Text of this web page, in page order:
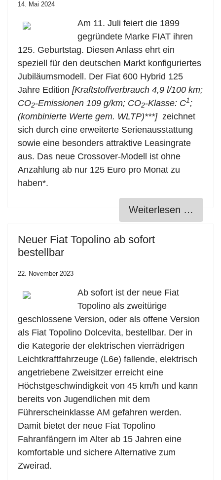
14. Mai 2024
Am 11. Juli feiert die 1899
gegründete Marke FIAT ihren
125. Geburtstag. Diesen Anlass ehrt ein
speziell für den deutschen Markt konfiguriertes
Jubiläumsmodell. Der Fiat 600 Hybrid 125
Jahre Edition [Kraftstoffverbrauch 4,9 l/100 km;
CO2-Emissionen 109 g/km; CO2-Klasse: C1;
(kombinierte Werte gem. WLTP)***] zeichnet
sich durch eine erweiterte Serienausstattung
sowie eine besonders attraktive Leasingrate
aus. Das neue Crossover-Modell ist ohne
Anzahlung ab nur 125 Euro pro Monat zu
haben*.
Weiterlesen …
Neuer Fiat Topolino ab sofort
bestellbar
22. November 2023
Ab sofort ist der neue Fiat
Topolino als zweitürige
geschlossene Version, oder als offene Version
als Fiat Topolino Dolcevita, bestellbar. Der in
die Kategorie der elektrischen vierrädrigen
Leichtkraftfahrzeuge (L6e) fallende, elektrisch
angetriebene Zweisitzer erreicht eine
Höchstgeschwindigkeit von 45 km/h und kann
bereits von Jugendlichen mit dem
Führerscheinklasse AM gefahren werden.
Damit bietet der neue Fiat Topolino
Fahranfängern im Alter ab 15 Jahren eine
komfortable und sichere Alternative zum
Zweirad.